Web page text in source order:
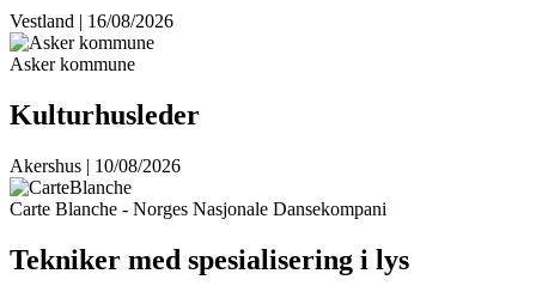
Vestland | 16/08/2026
Asker kommune
Kulturhusleder
Akershus | 10/08/2026
Carte Blanche - Norges Nasjonale Dansekompani
Tekniker med spesialisering i lys